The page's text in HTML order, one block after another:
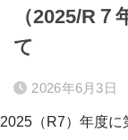
（2025/R
て
2026年6月3日
2025（R7）年度に